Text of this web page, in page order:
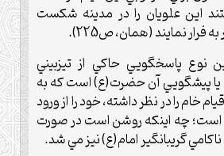
اين علويان را در مدينه شکست
فرار نمايند (همان، ص225).
پاسخگويي حاکي از تيزبيني
يا پيشگويي آن حضرت(ع) است که به
را در نظر داشته، خود را از ورود
است؛ چه اينکه روشن است در صورت
گريبانگير امام(ع) نيز مي شد.